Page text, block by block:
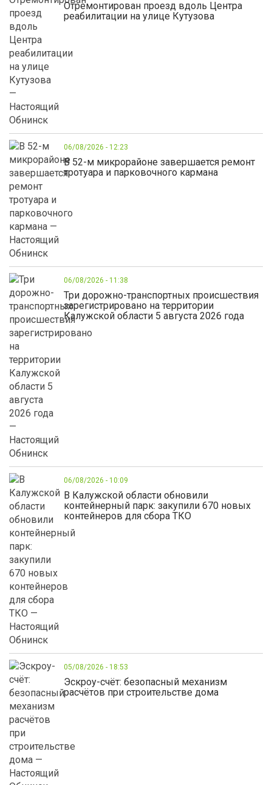
Отремонтирован проезд вдоль Центра
реабилитации на улице Кутузова
06/08/2026 - 12:23
В 52-м микрорайоне завершается ремонт
тротуара и парковочного кармана
06/08/2026 - 11:38
Три дорожно-транспортных происшествия
зарегистрировано на территории
Калужской области 5 августа 2026 года
06/08/2026 - 10:09
В Калужской области обновили
контейнерный парк: закупили 670 новых
контейнеров для сбора ТКО
05/08/2026 - 18:53
Эскроу-счёт: безопасный механизм
расчётов при строительстве дома